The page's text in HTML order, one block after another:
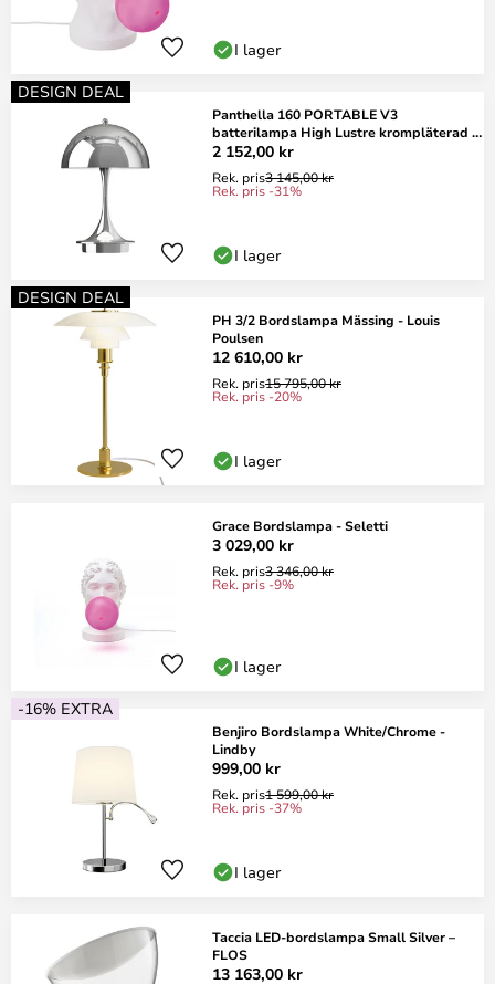
I lager
DESIGN DEAL
Panthella 160 PORTABLE V3
batterilampa High Lustre krompläterad -
Louis Poulsen
2 152,00 kr
Rek. pris3 145,00 kr
Rek. pris -31%
I lager
DESIGN DEAL
PH 3/2 Bordslampa Mässing - Louis
Poulsen
12 610,00 kr
Rek. pris15 795,00 kr
Rek. pris -20%
I lager
Grace Bordslampa - Seletti
3 029,00 kr
Rek. pris3 346,00 kr
Rek. pris -9%
I lager
-16% EXTRA
Benjiro Bordslampa White/Chrome -
Lindby
999,00 kr
Rek. pris1 599,00 kr
Rek. pris -37%
I lager
Taccia LED-bordslampa Small Silver –
FLOS
13 163,00 kr